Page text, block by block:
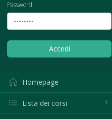
Password:
Homepage
Lista dei corsi